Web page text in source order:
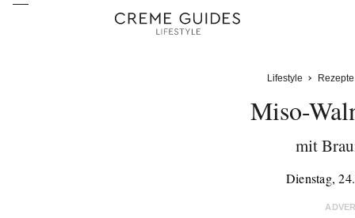
Lifestyle Rezepte
Miso-
mit
Dienstag,